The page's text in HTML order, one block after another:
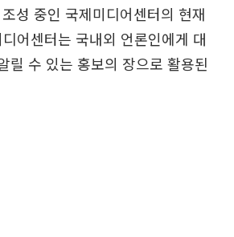
성 중인 국제미디어센터의 현재
어센터는 국내외 언론인에게 대
릴 수 있는 홍보의 장으로 활용된